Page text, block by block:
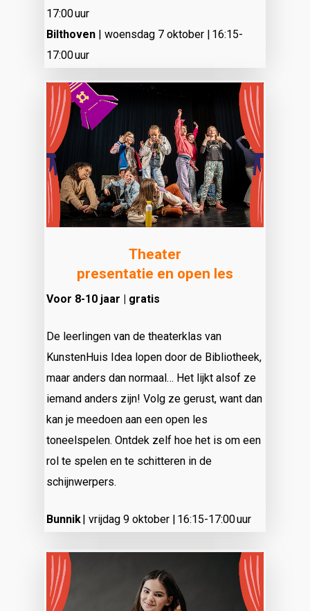
17:00 uur
Bilthoven | woensdag 7 oktober | 16:15-
17:00 uur
Theater
presentatie en open les
Voor 8-10 jaar | gratis
De leerlingen van de theaterklas van
KunstenHuis Idea lopen door de Bibliotheek,
maar anders dan normaal… Het lijkt alsof ze
iemand anders zijn! Volg ze gerust, want dan
kan je meedoen aan een open les
toneelspelen. Ontdek zelf hoe het is om een
rol te spelen en te schitteren in de
schijnwerpers.
Bunnik | vrijdag 9 oktober | 16:15-17:00 uur